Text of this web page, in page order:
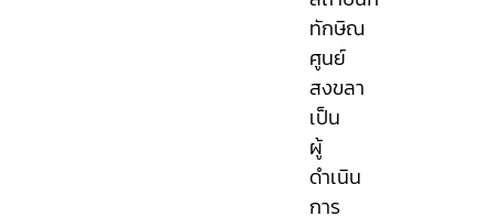
ทักษิณ
ศูนย์
สงขลา
เป็น
ผู้
ดำเนิน
การ